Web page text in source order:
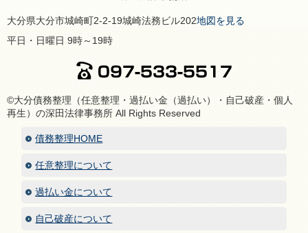
大分県大分市城崎町2-2-19城崎法務ビル202地図を見る
平日・日曜日 9時～19時
©大分債務整理（任意整理・過払い金（過払い）・自己破産・個人
再生）の深田法律事務所 All Rights Reserved
債務整理HOME
任意整理について
過払い金について
自己破産について